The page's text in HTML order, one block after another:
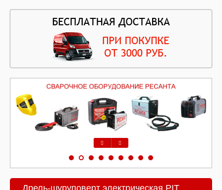
Дрель-шуруповерт электрическая PIT